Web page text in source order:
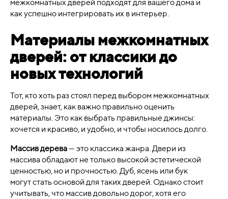
межкомнатных дверей подходят для вашего дома и
как успешно интегрировать их в интерьер.
Материалы межкомнатных
дверей: от классики до
новых технологий
Тот, кто хоть раз стоял перед выбором межкомнатных
дверей, знает, как важно правильно оценить
материалы. Это как выбрать правильные джинсы:
хочется и красиво, и удобно, и чтобы носилось долго.
Массив дерева— это классика жанра. Двери из
массива обладают не только высокой эстетической
ценностью, но и прочностью. Дуб, ясень или бук
могут стать основой для таких дверей. Однако стоит
учитывать, что массив довольно дорог, хотя его